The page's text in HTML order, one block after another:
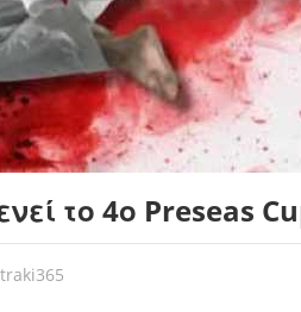
το 4ο Preseas